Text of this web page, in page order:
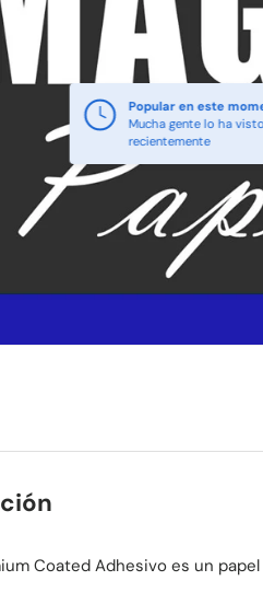
Popular en este
Mucha gente lo ha visto
recientemente
Coated Adhesivo es un